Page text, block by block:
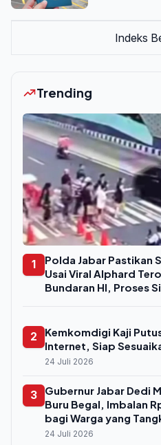
Indeks
Trending
1
Polda Jabar Pastikan
Usai Viral Alphard
Bundaran HI, Proses
2
Kemkomdigi Kaji
Internet, Siap
24 Juli 2026
3
Gubernur Jabar Dedi
Buru Begal, Imbalan
bagi Warga yang
24 Juli 2026